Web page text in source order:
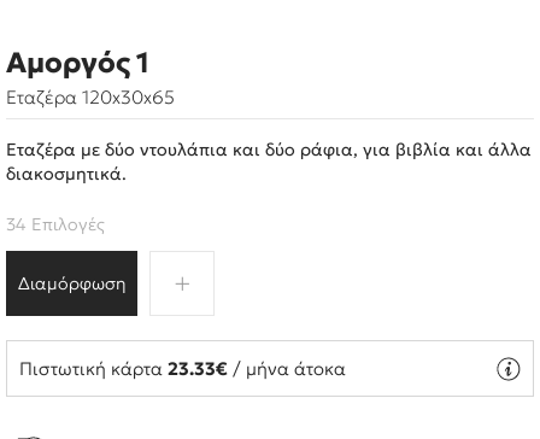
Αμοργός 1
Εταζέρα 120x30x65
Εταζέρα με δύο ντουλάπια και δύο ράφια, για βιβλία και άλλα
διακοσμητικά.
Διαμόρφωση
34 Επιλογές
Πιστωτική κάρτα 23.33€ / μήνα άτοκα